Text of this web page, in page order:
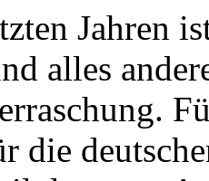
Jahren
alles
die